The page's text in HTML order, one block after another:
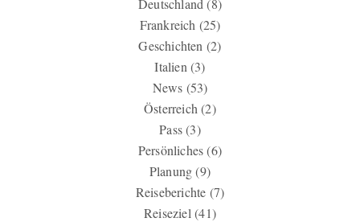
Frankreich (25)
Geschichten (2)
Italien (3)
News (53)
Österreich (2)
Pass(3)
Persönliches(6)
Planung(9)
Reiseberichte (7)
Reiseziel (41)